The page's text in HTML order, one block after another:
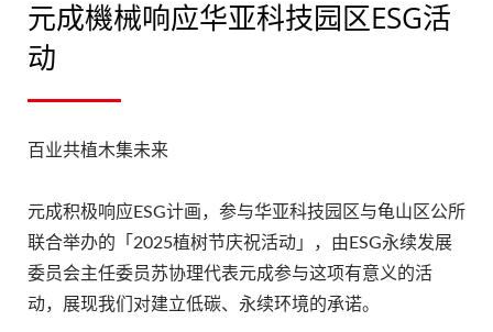
元成機械响应华亚科技园区ESG活
动
百业共植木集未来
元成积极响应ESG计画，参与华亚科技园区与龟山区公所
联合举办的「2025植树节庆祝活动」，由ESG永续发展
委员会主任委员苏协理代表元成参与这项有意义的活
动，展现我们对建立低碳、永续环境的承诺。